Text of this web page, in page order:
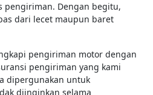
pengiriman. Dengan begitu,
dari lecet maupun baret
pengiriman motor dengan
pengiriman yang kami
dipergunakan untuk
diinginkan selama